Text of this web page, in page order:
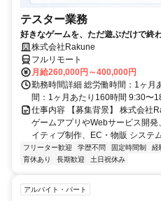
テスター業務
好きなゲームを、ただ遊ぶだけで終
株式会社Rakune
フルリモート
月給260,000円～400,000円
勤務時間詳細 総労働時間：1ヶ月
間：1ヶ月あたり160時間 9:30〜
仕事内容 【募集背景】 株式会社
ゲームアプリやWebサービス開
イティブ制作、EC・物販 システ
フリーター歓迎 学歴不問 固定時間制 経
育休あり
長期歓迎 土日祝休み
アルバイト・パート